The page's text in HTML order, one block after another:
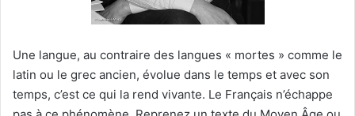
Une langue, au contraire des langues « mortes » comme le
latin ou le grec ancien, évolue dans le temps et avec son
temps, c’est ce qui la rend vivante. Le Français n’échappe